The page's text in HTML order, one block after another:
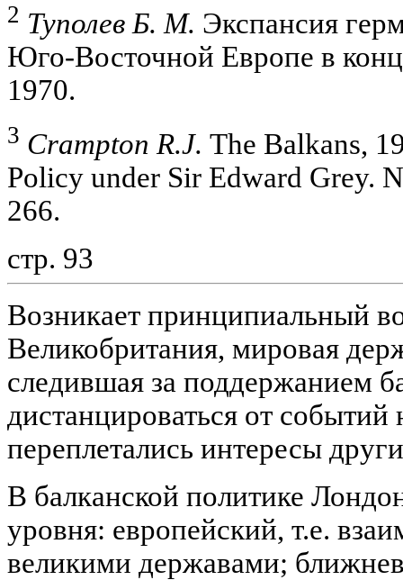
2 Туполев Б. М. Экспансия
Юго-Восточной Европе в
1970.
3 Crampton R.J. The Balkans,
Policy under Sir Edward Grey.
266.
стр. 93
Возникает принципиальный
Великобритания, мировая
следившая за поддержанием
дистанцироваться от событий
переплетались интересы
В балканской политике
уровня: европейский, т.е.
великими державами;